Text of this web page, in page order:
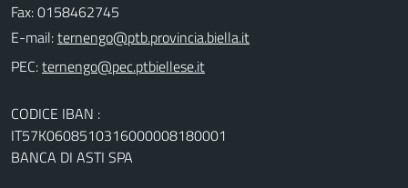
Fax: 0158462745
E-mail:
PEC:
CODICE IBAN :
IT57K0608510316000008180001
BANCA DI ASTI SPA